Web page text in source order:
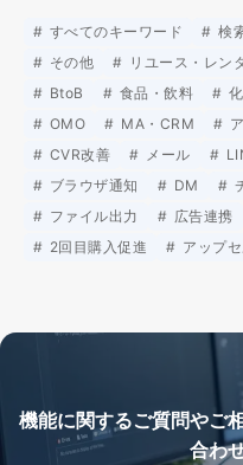
すべてのキーワード 検
その他
リユース・レン
BtoB
食品・飲料
OMO
MA・CRM
CVR改善
メール
ブラウザ通知
DM
ファイル出力
広告連携
2回目購入促進
アップ
機能に関するご質問やご
合わ